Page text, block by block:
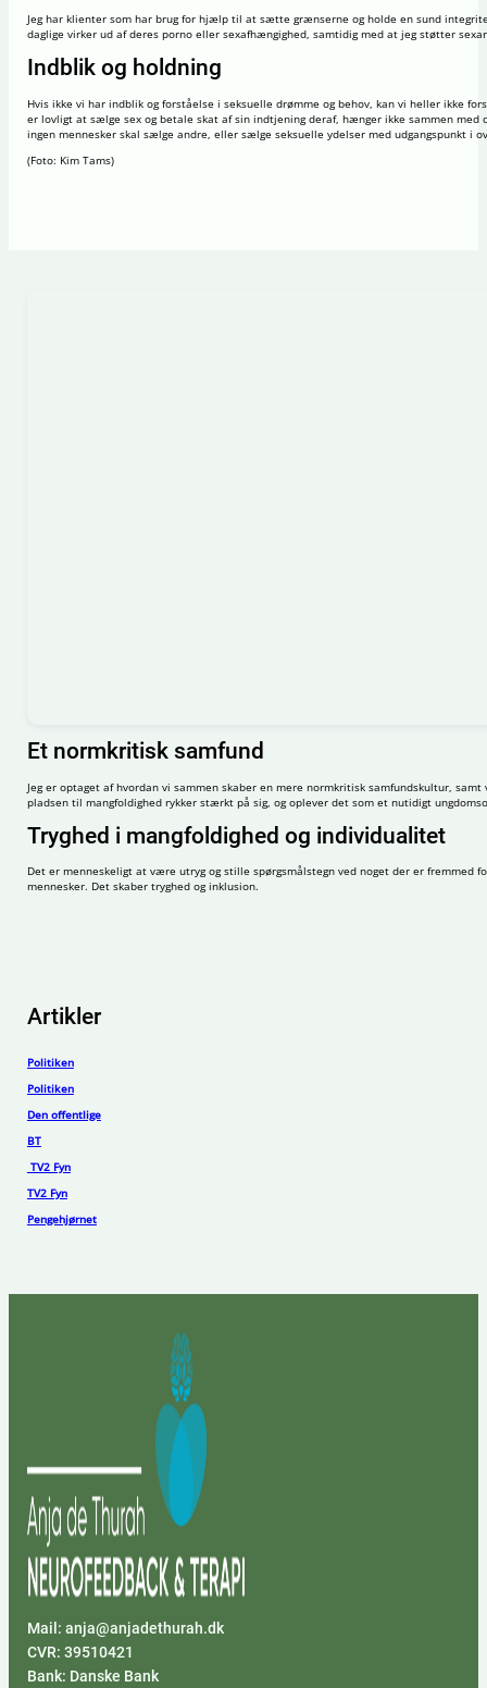
Jeg har klienter som har brug for hjælp til at sætte grænserne og holde en sund
daglige virker ud af deres porno eller sexafhængighed, samtidig med at jeg støtter
Indblik og holdning
Hvis ikke vi har indblik og forståelse i seksuelle drømme og behov, kan vi heller ikke
er lovligt at sælge sex og betale skat af sin indtjening deraf, hænger ikke sammen
ingen mennesker skal sælge andre, eller sælge seksuelle ydelser med udgangspunkt
(Foto: Kim Tams)
Et normkritisk samfund
Jeg er optaget af hvordan vi sammen skaber en mere normkritisk samfundskultur,
pladsen til mangfoldighed rykker stærkt på sig, og oplever det som et nutidigt
Tryghed i mangfoldighed og individualitet
Det er menneskeligt at være utryg og stille spørgsmålstegn ved noget der er
mennesker. Det skaber tryghed og inklusion.
Artikler
Politiken
Politiken
Den offentlige
BT
TV2 Fyn
TV2 Fyn
Pengehjørnet
Mail: anja@anjadethurah.dk
CVR: 39510421
Bank: Danske Bank